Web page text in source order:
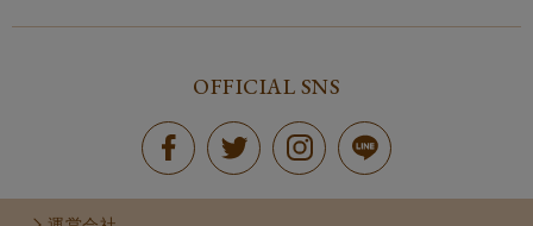
OFFICIAL SNS